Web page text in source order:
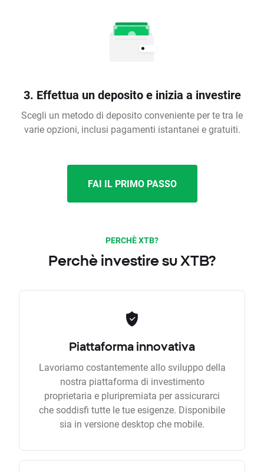
3. Effettua un deposito e inizia a investire
Scegli un metodo di deposito conveniente per te tra le
varie opzioni, inclusi pagamenti istantanei e gratuiti.
FAI IL PRIMO PASSO
PERCHÈ XTB?
Perchè investire su XTB?
Piattaforma innovativa
Lavoriamo costantemente allo sviluppo della
nostra piattaforma di investimento
proprietaria e pluripremiata per assicurarci
che soddisfi tutte le tue esigenze. Disponibile
sia in versione desktop che mobile.